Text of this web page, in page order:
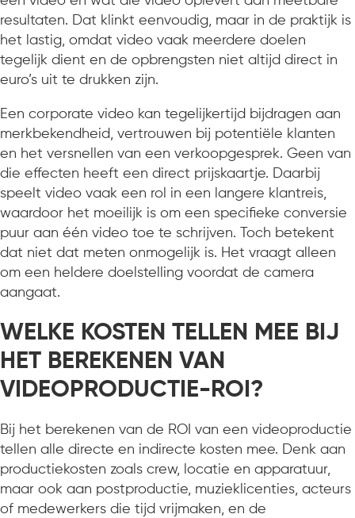
resultaten. Dat klinkt eenvoudig, maar in de praktijk is
het lastig, omdat video vaak meerdere doelen
tegelijk dient en de opbrengsten niet altijd direct in
euro’s uit te drukken zijn.
Een corporate video kan tegelijkertijd bijdragen aan
merkbekendheid, vertrouwen bij potentiële klanten
en het versnellen van een verkoopgesprek. Geen van
die effecten heeft een direct prijskaartje. Daarbij
speelt video vaak een rol in een langere klantreis,
waardoor het moeilijk is om een specifieke conversie
puur aan één video toe te schrijven. Toch betekent
dat niet dat meten onmogelijk is. Het vraagt alleen
om een heldere doelstelling voordat de camera
aangaat.
WELKE KOSTEN TELLEN MEE BIJ
HET BEREKENEN VAN
VIDEOPRODUCTIE-ROI?
Bij het berekenen van de ROI van een videoproductie
tellen alle directe en indirecte kosten mee. Denk aan
productiekosten zoals crew, locatie en apparatuur,
maar ook aan postproductie, muzieklicenties, acteurs
of medewerkers die tijd vrijmaken, en de